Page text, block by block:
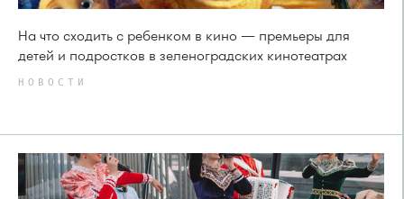
На что сходить с ребенком в кино — премьеры для
детей и подростков в зеленоградских кинотеатрах
НОВОСТИ